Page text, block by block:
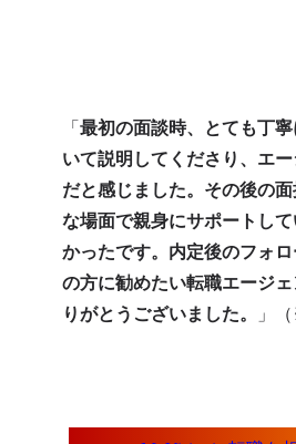
「 最初の面談時、とても丁
いて説明してくださり、エ
だと感じました。その後の
な場面で親身にサポートし
かったです。内定後のフォ
の方に勧めたい転職エージ
りがとうございました。
」